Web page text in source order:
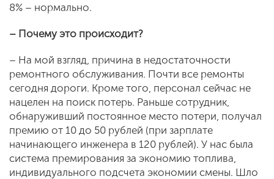
8% – нормально.
– Почему это происходит?
– На мой взгляд, причина в недостаточности
ремонтного обслуживания. Почти все ремонты
сегодня дороги. Кроме того, персонал сейчас не
нацелен на поиск потерь. Раньше сотрудник,
обнаруживший постоянное место потери, получал
премию от 10 до 50 рублей (при зарплате
начинающего инженера в 120 рублей). У нас была
система премирования за экономию топлива,
индивидуального подсчета экономии смены. Шло